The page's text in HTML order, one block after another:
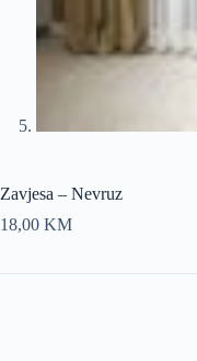
Zavjesa – Nevruz
18,00 KM